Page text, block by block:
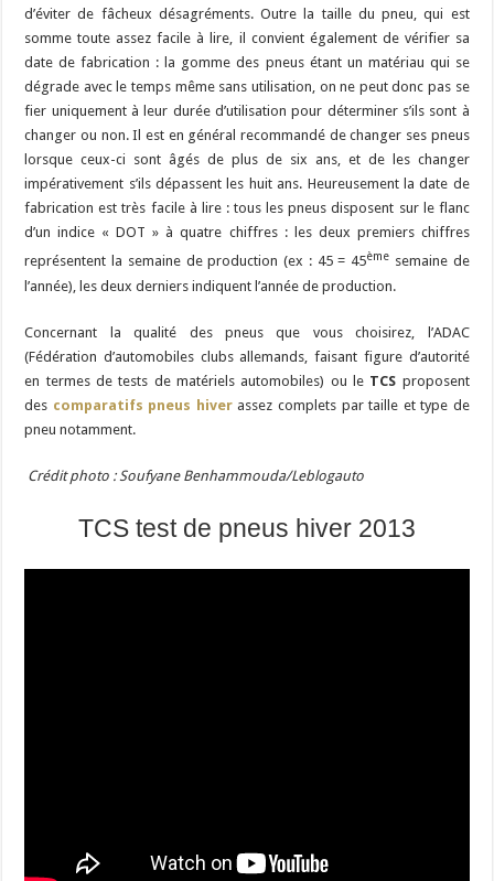
d’éviter de fâcheux désagréments. Outre la taille du pneu, qui est
somme toute assez facile à lire, il convient également de vérifier sa
date de fabrication : la gomme des pneus étant un matériau qui se
dégrade avec le temps même sans utilisation, on ne peut donc pas se
fier uniquement à leur durée d’utilisation pour déterminer s’ils sont à
changer ou non. Il est en général recommandé de changer ses pneus
lorsque ceux-ci sont âgés de plus de six ans, et de les changer
impérativement s’ils dépassent les huit ans. Heureusement la date de
fabrication est très facile à lire : tous les pneus disposent sur le flanc
d’un indice « DOT » à quatre chiffres : les deux premiers chiffres
représentent la semaine de production (ex : 45 = 45ème semaine de
l’année), les deux derniers indiquent l’année de production.
Concernant la qualité des pneus que vous choisirez, l’ADAC
(Fédération d’automobiles clubs allemands, faisant figure d’autorité
en termes de tests de matériels automobiles) ou le TCS proposent
des comparatifs pneus hiverassez complets par taille et type de
pneu notamment.
Crédit photo : Soufyane Benhammouda/Leblogauto
TCS test de pneus hiver 2013